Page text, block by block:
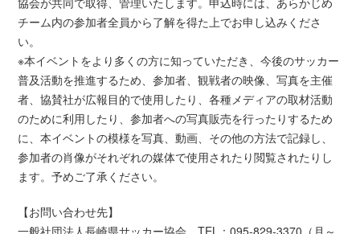
チーム内の参加者全員から了解を得た上でお申し込みくださ
い。
※本イベントをより多くの方に知っていただき、今後のサッカー
普及活動を推進するため、参加者、観戦者の映像、写真を主催
者、協賛社が広報目的で使用したり、各種メディアの取材活動
のために利用したり、参加者への写真販売を行ったりするため
に、本イベントの模様を写真、動画、その他の方法で記録し、
参加者の肖像がそれぞれの媒体で使用されたり閲覧されたりし
ます。予めご了承ください。
【お問い合わせ先】